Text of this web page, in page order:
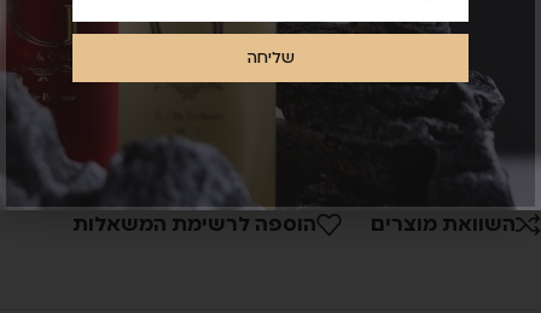
תשלום מאובטח
אפשרות החזרה נוחה
השוואת מוצרים הוספה לרשימת המשאלות
שליחה